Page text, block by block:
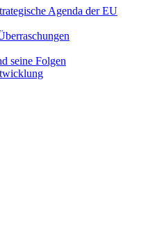
Agenda der EU
seine Folgen